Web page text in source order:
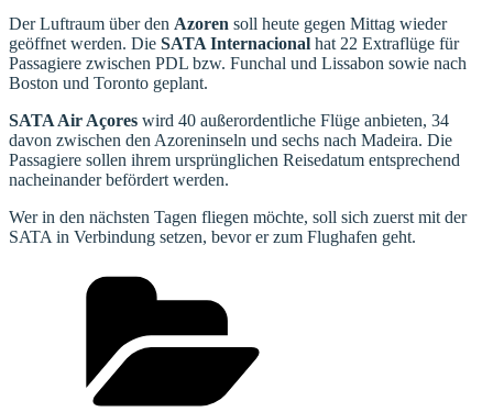
Der Luftraum über den Azoren soll heute gegen Mittag wieder
geöffnet werden. Die SATA Internacional hat 22 Extraflüge für
Passagiere zwischen PDL bzw. Funchal und Lissabon sowie nach
Boston und Toronto geplant.
SATA Air Açores wird 40 außerordentliche Flüge anbieten, 34
davon zwischen den Azoreninseln und sechs nach Madeira. Die
Passagiere sollen ihrem ursprünglichen Reisedatum entsprechend
nacheinander befördert werden.
Wer in den nächsten Tagen fliegen möchte, soll sich zuerst mit der
SATA in Verbindung setzen, bevor er zum Flughafen geht.